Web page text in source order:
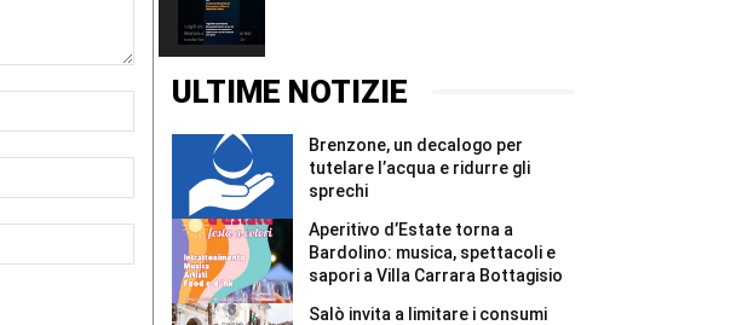
Nome:*
#Shorts
il
Chiese
illesa
la
di
anno
#Shorts
ULTIME NOTIZIE
Brenzone, un decalogo per
tutelare l’acqua e ridurre gli
sprechi
Aperitivo d’Estate torna a
Bardolino: musica, spettacoli e
sapori a Villa Carrara Bottagisio
Salò invita a limitare i consumi